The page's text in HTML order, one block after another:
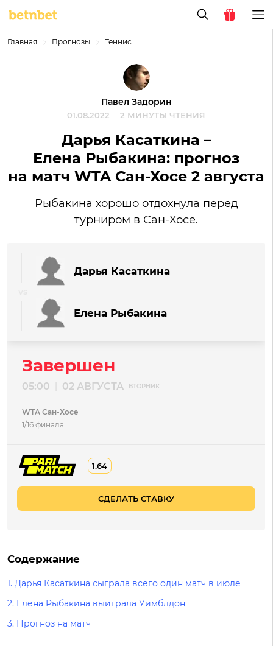
Главная Прогнозы Теннис
Павел Задорин
01.08.2022 2 МИНУТЫ ЧТЕНИЯ
Дарья Касаткина –
Елена Рыбакина: прогноз
на матч WTA Сан-Хосе 2 августа
Рыбакина хорошо отдохнула перед
турниром в Сан-Хосе.
Дарья Касаткина
Елена Рыбакина
Завершен
05:00 02 АВГУСТА ВТОРНИК
WTA Сан-Хосе
1/16 финала
1.64
СДЕЛАТЬ СТАВКУ
Содержание
1. Дарья Касаткина сыграла всего один матч в июле
2. Елена Рыбакина выиграла Уимблдон
3. Прогноз на матч